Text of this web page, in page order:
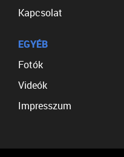
Kapcsolat
EGYÉB
Fotók
Videók
Impresszum